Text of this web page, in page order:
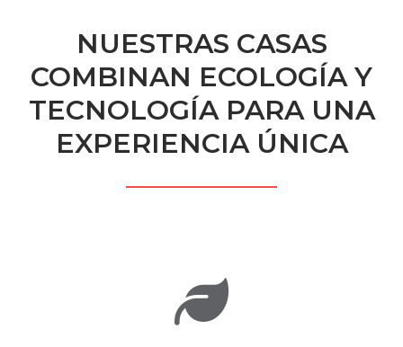
NUESTRAS CASAS
COMBINAN ECOLOGÍA Y
TECNOLOGÍA PARA UNA
EXPERIENCIA ÚNICA